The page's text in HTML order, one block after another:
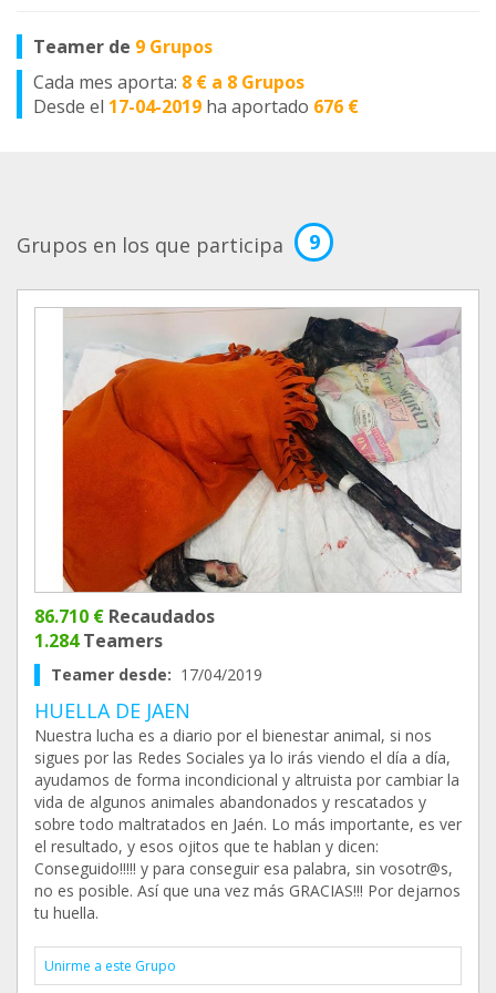
Teamer de 9 Grupos
Cada mes aporta: 8 € a 8 Grupos
Desde el 17-04-2019 ha aportado 676 €
Grupos en los que participa 9
86.710 € Recaudados
1.284Teamers
Teamer desde: 17/04/2019
HUELLA DE JAEN
Nuestra lucha es a diario por el bienestar animal, si nos
sigues por las Redes Sociales ya lo irás viendo el día a día,
ayudamos de forma incondicional y altruista por cambiar la
vida de algunos animales abandonados y rescatados y
sobre todo maltratados en Jaén. Lo más importante, es ver
el resultado, y esos ojitos que te hablan y dicen:
Conseguido!!!!! y para conseguir esa palabra, sin vosotr@s,
no es posible. Así que una vez más GRACIAS!!! Por dejarnos
tu huella.
Unirme a este Grupo